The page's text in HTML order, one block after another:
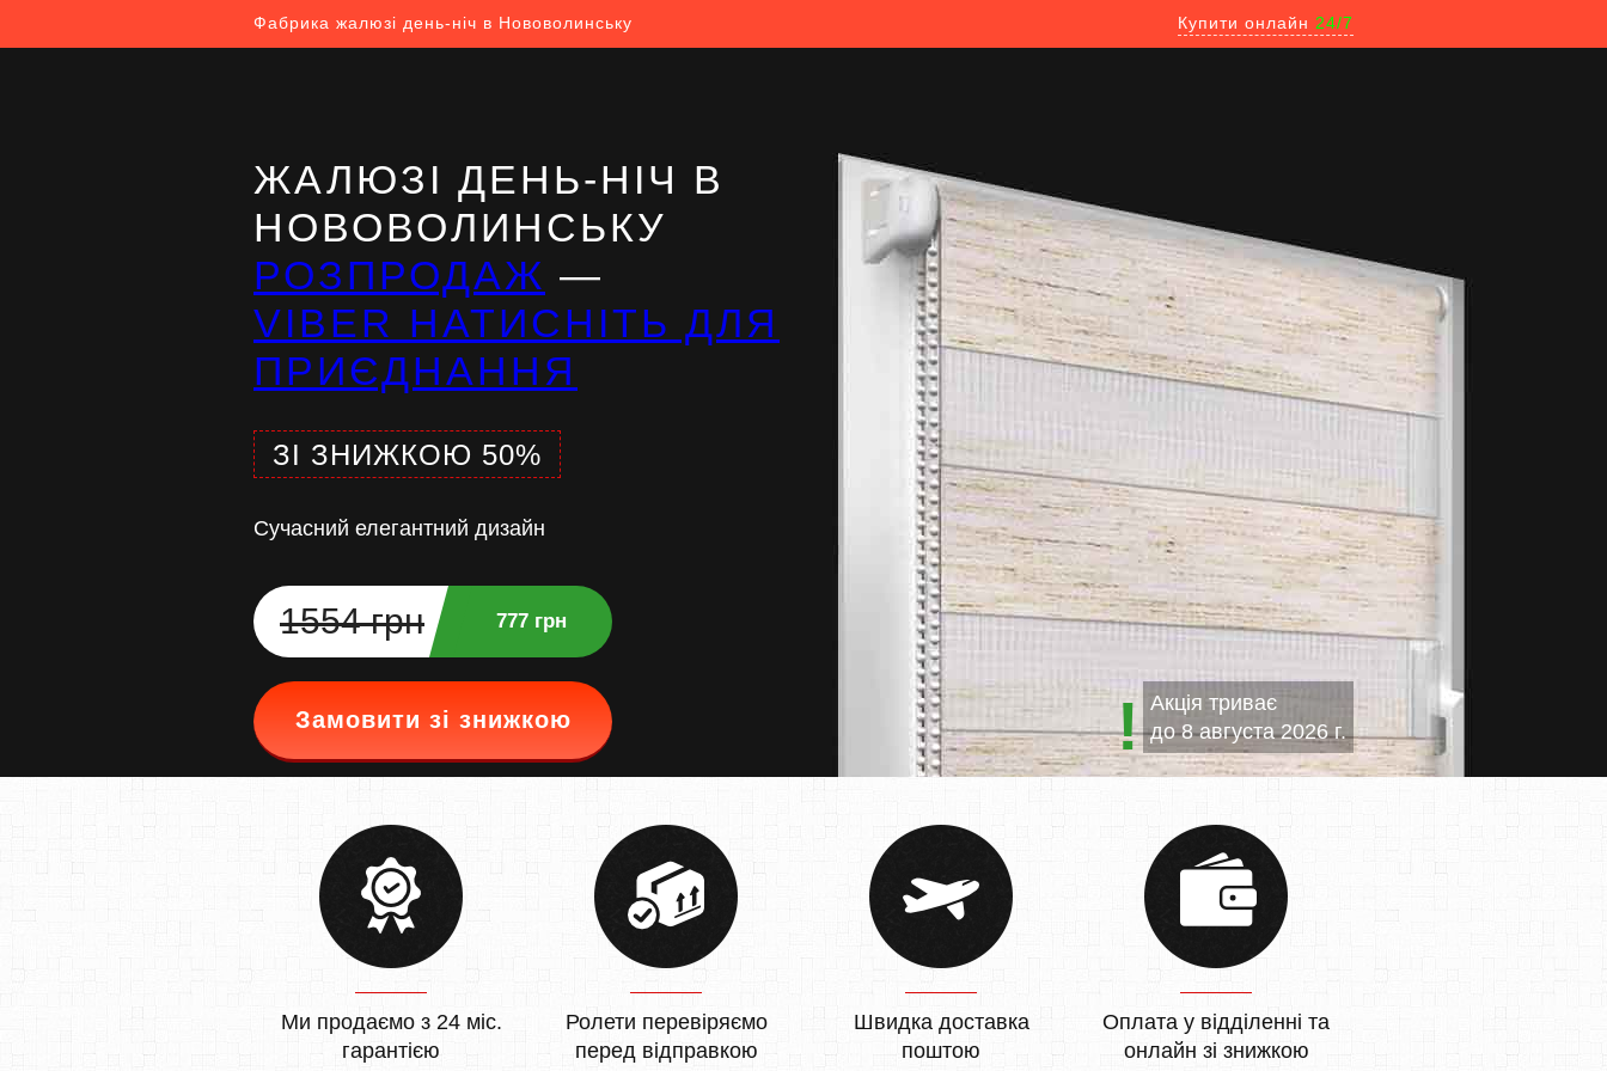
Фабрика жалюзі день-ніч в Нововолинську Купити онлайн 24/7
ЖАЛЮЗІ ДЕНЬ-НІЧ В
НОВОВОЛИНСЬКУ
РОЗПРОДАЖ —
VIBER НАТИСНІТЬ ДЛЯ
ПРИЄДНАННЯ
ЗІ ЗНИЖКОЮ 50%
Сучасний елегантний дизайн
1554 грн 777 грн
Замовити зі знижкою
Акція триває
до8 августа 2026 г.
Ми продаємо з 24 міс.
гарантією
Ролети перевіряємо
перед відправкою
Швидка доставка
поштою
Оплата у відділенні та
онлайн зі знижкою